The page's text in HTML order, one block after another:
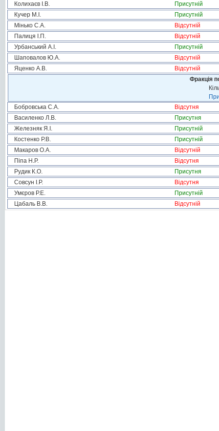
Колихаєв І.В.
Присутній
Кучер М.І.
Присутній
Мінько С.А.
Відсутній
Палиця І.П.
Відсутній
Урбанський А.І.
Присутній
Шаповалов Ю.А.
Відсутній
Яценко А.В.
Відсутній
Фракція
Бобровська С.А.
Відсутня
Василенко Л.В.
Присутня
Железняк Я.І.
Присутній
Костенко Р.В.
Присутній
Макаров О.А.
Відсутній
Піпа Н.Р.
Відсутня
Рудик К.О.
Присутня
Совсун І.Р.
Відсутня
Умєров Р.Е.
Присутній
Цабаль В.В.
Відсутній